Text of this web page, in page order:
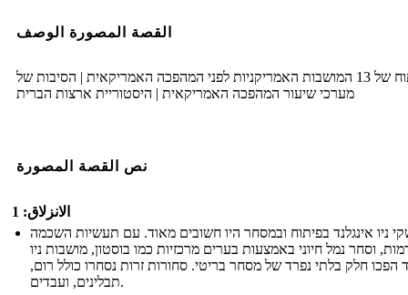
القصة المصورة الوصف
פיתוח של 13 המושבות האמריקניות לפני המהפכה האמריקאית | הסיבות של
מערכי שיעור המהפכה האמריקאית | היסטוריית ארצות הברית
نص القصة المصورة
الانزلاق: 1
ניו אינגלנד בפיתוח ובמסחר היו חשובים מאוד. עם תעשיות השכמה
וסחר נמל חיוני באמצעות בערים מרכזיות כמו בוסטון, מושבות ניו
הפכו חלק בלתי נפרד של מסחר בריטי. סחורות זרות נסחרו כולל רום,
תבלינים, ועבדים.